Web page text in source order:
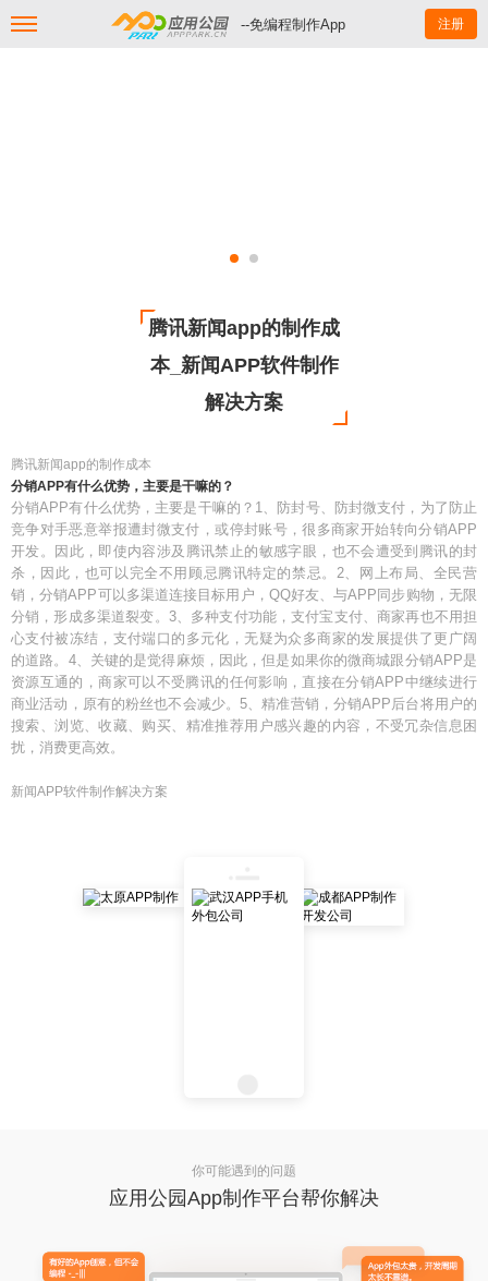
--免编程制作App 注册
腾讯新闻app的制作成
本_新闻APP软件制作
解决方案
腾讯新闻app的制作成本
分销APP有什么优势，主要是干嘛的？
分销APP有什么优势，主要是干嘛的？1、防封号、防封微支付，为了防止
竞争对手恶意举报遭封微支付，或停封账号，很多商家开始转向分销APP
开发。因此，即使内容涉及腾讯禁止的敏感字眼，也不会遭受到腾讯的封
杀，因此，也可以完全不用顾忌腾讯特定的禁忌。2、网上布局、全民营
销，分销APP可以多渠道连接目标用户，QQ好友、与APP同步购物，无限
分销，形成多渠道裂变。3、多种支付功能，支付宝支付、商家再也不用担
心支付被冻结，支付端口的多元化，无疑为众多商家的发展提供了更广阔
的道路。4、关键的是觉得麻烦，因此，但是如果你的微商城跟分销APP是
资源互通的，商家可以不受腾讯的任何影响，直接在分销APP中继续进行
商业活动，原有的粉丝也不会减少。5、精准营销，分销APP后台将用户的
搜索、浏览、收藏、购买、精准推荐用户感兴趣的内容，不受冗杂信息困
扰，消费更高效。
新闻APP软件制作解决方案
你可能遇到的问题
应用公园App制作平台帮你解决